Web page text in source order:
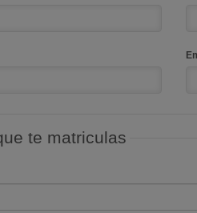
te matriculas